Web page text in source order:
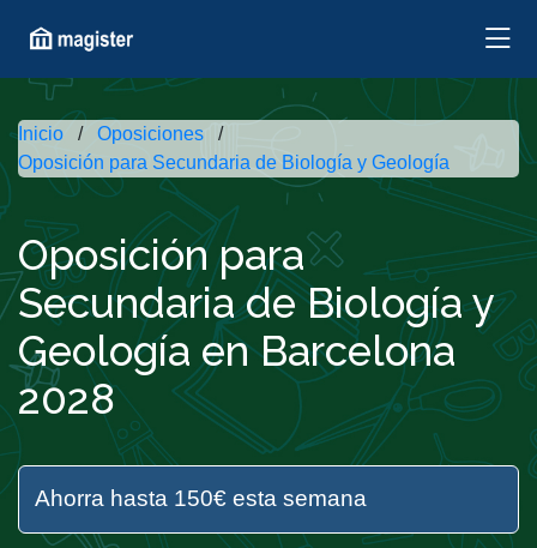
Inicio
Oposiciones
Oposición para Secundaria de Biología y Geología
Oposición para
Secundaria de Biología y
Geología en Barcelona
2028
Ahorra hasta 150€ esta semana